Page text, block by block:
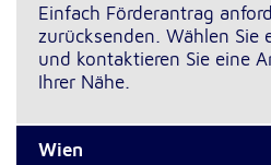
Einfach Förderantrag
zurücksenden. Wählen Sie
und kontaktieren Sie eine
Ihrer Nähe.
Wien